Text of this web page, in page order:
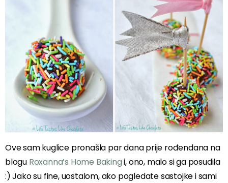
Ove sam kuglice pronašla par dana prije rođendana na
blogu Roxanna’s Home Bakingi, ono, malo si ga posudila
:) Jako su fine, uostalom, ako pogledate sastojke i sami